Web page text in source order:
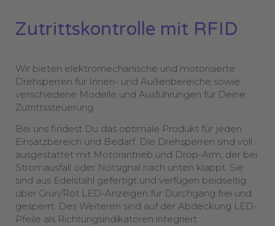
Zutrittskontrolle mit RFID
Wir bieten elektromechanische und motorisierte
Drehsperren für Innen- und Außenbereiche sowie
verschiedene Modelle und Ausführungen für Deine
Zutrittssteuerung.
Bei uns findest Du das optimale Produkt für jeden
Einsatzbereich und Bedarf. Die Drehsperren sind voll
ausgestattet mit Motorantrieb und Drop-Arm, der bei
Stromausfall oder Notsignal nach unten klappt. Sie
sind aus Edelstahl gefertigt und verfügen beidseitig
über Grün/Rot LED-Anzeigen für Durchgang frei und
gesperrt. Des Weiteren sind auf der Abdeckung LED-
Pfeile als Richtungsindikatoren integriert.